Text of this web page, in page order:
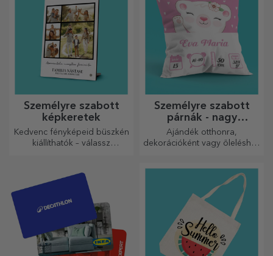
ölelgetésre!
Személyre szabott
képkeretek
Kedvenc fényképeid büszkén
kiállíthatók – válassz
Személyre szabott
párnák - nagy
méretben
Ajándék otthonra,
dekorációként vagy öleléshez